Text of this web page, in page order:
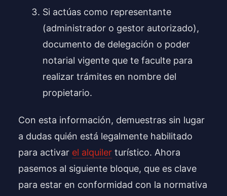
Si actúas como representante
(administrador o gestor autorizado),
documento de delegación o poder
notarial vigente que te faculte para
realizar trámites en nombre del
propietario.
Con esta información, demuestras sin lugar
a dudas quién está legalmente habilitado
para activar el alquiler turístico. Ahora
pasemos al siguiente bloque, que es clave
para estar en conformidad con la normativa